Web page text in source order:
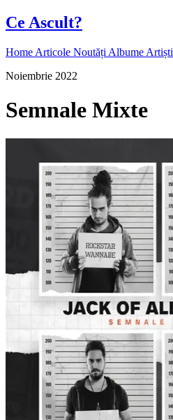
Ce Ascult?
Home Articole Noutăți Albume Artiști
Noiembrie 2022
Semnale Mixte
Pagina externă
Pagina externă
Pagina externă
Pagina externă
Jack of all Trades
Videoclipuri